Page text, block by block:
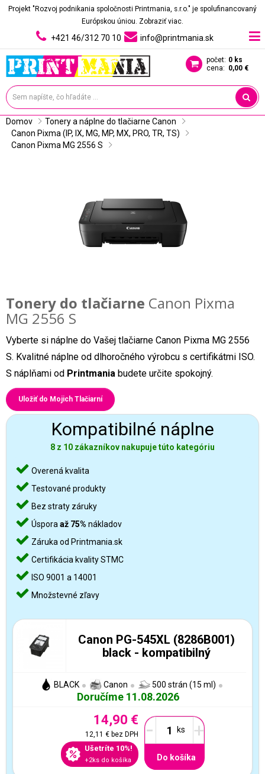
Projekt "Rozvoj podnikania spoločnosti Printmania, s.r.o." je spolufinancovaný
Európskou úniou. Zobraziť viac.
+421 46/312 70 10 info@printmania.sk
počet: 0 ks
cena: 0,00 €
Domov
Tonery a náplne do tlačiarne Canon
Canon Pixma (IP, IX, MG, MP, MX, PRO, TR, TS)
Canon Pixma MG 2556 S
Tonery do tlačiarne Canon Pixma
MG 2556 S
Vyberte si náplne do Vašej tlačiarne Canon Pixma MG 2556
S. Kvalitné náplne od dlhoročného výrobcu s certifikátmi ISO.
S náplňami od Printmania budete určite spokojný.
Uložiť do Mojich Tlačiarní
Kompatibilné náplne
8 z 10 zákazníkov nakupuje túto kategóriu
Overená kvalita
Testované produkty
Bez straty záruky
Úspora až 75% nákladov
Záruka od Printmania.sk
Certifikácia kvality STMC
ISO 9001 a 14001
Množstevné zľavy
Canon PG-545XL (8286B001)
black - kompatibilný
BLACK Canon 500 strán (15 ml)
Doručíme 11.08.2026
14,90 €
12,11 €bez DPH
Ušetríte 10%!
+2ks do košíka
- +
Do košíka